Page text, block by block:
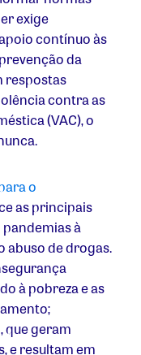
exige
contínuo às
da
respostas
contra as
(VAC), o
o
as principais
pandemias à
abuso de drogas.
à pobreza e as
que geram
e resultam em